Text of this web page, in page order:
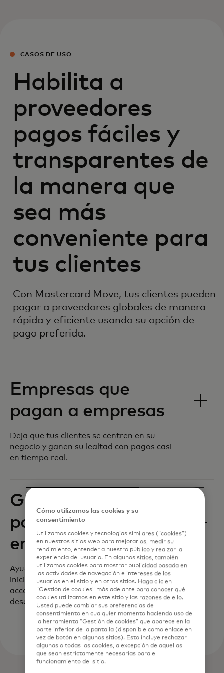
CASOS DE USO
Habilita a
proveedores
pagos fáciles y
transparentes de
la manera que
sea más
conveniente para
tus clientes
Con Mastercard Move, tus clientes pueden
pagar a proveedores globales de manera
rápida y eficiente usando su opción de
pago preferida.
Empresas que
pagan a empresas
Deja que tus clientes se centren en su
negocio y ganen su lealtad con pagos casi
en tiempo real.
Gobierno/ONG que
pagan a las
empresas
Ayuda a tus clientes a apoyar sus
iniciativas y su comunidad brindándoles
access casi en tiempo real a los
desembolsos.
Cómo utilizamos las cookies y su
consentimiento
Utilizamos cookies y tecnologías similares (“cookies”)
en nuestros sitios web para mejorarlos, medir su
rendimiento, entender a nuestro público y realzar la
experiencia del usuario. En algunos sitios, también
utilizamos cookies para mostrar publicidad basada en
las actividades de navegación e intereses de los
usuarios en el sitio y en otros sitios. Haga clic en
“Gestión de cookies” más adelante para conocer qué
cookies utilizamos en este sitio y las razones de ello.
Usted puede cambiar sus preferencias de
consentimiento en cualquier momento haciendo uso de
la herramienta “Gestión de cookies” que aparece en la
parte inferior de la pantalla (disponible como enlace en
vez de botón en algunos sitios). Esto incluye rechazar
algunas o todas las cookies, a excepción de aquellas
que sean estrictamente necesarias para el
funcionamiento del sitio.